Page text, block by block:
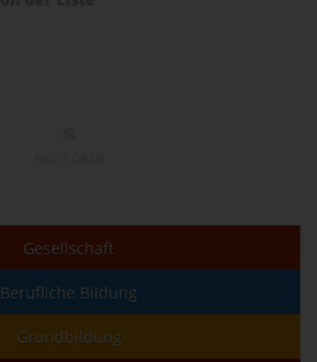
Gesellschaft
Berufliche Bildung
Grundbildung